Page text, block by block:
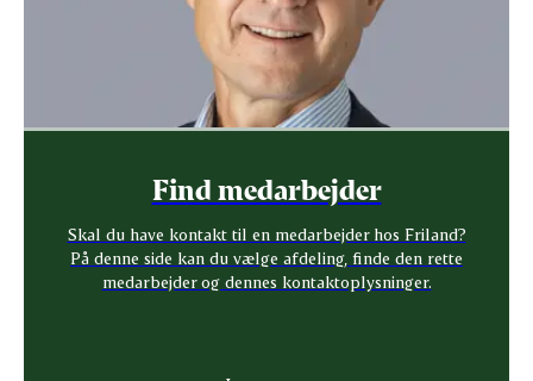
Find medarbejder
Skal du have kontakt til en medarbejder hos Friland?
På denne side kan du vælge afdeling, finde den rette
medarbejder og dennes kontaktoplysninger.